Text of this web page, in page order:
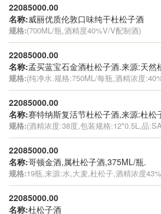
22085000.00
名称:威丽优质伦敦口味纯干杜松子酒
规格:(700ML/瓶,酒精度40%V/V配制酒)
22085000.00
名称:孟买蓝宝石金酒杜松子酒.来源:天然
规格:(纯净水.规格:750ML/每瓶,酒精浓度
22085000.00
名称:赛特纳斯复活节杜松子酒,来源:杜松
规格:(酒精浓度:38度,包装规格:12*0.5L,品
22085000.00
名称:哥顿金酒,属杜松子酒,375ML/瓶.
规格:19瓶,来源:水,大麦,杜松子,酒精浓度
22085000.00
名称:杜松子酒